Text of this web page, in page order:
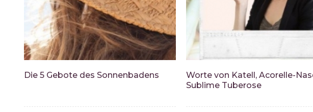
Die 5 Gebote des Sonnenbadens
Worte von Katell, Acorelle-
Sublime Tuberose